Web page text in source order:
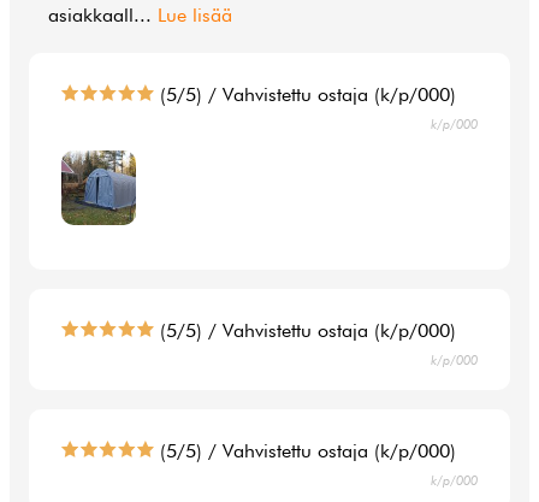
asiakkaall... Lue lisää
(5/5) / Vahvistettu ostaja (k/p/000)
k/p/000
(5/5) / Vahvistettu ostaja (k/p/000)
k/p/000
(5/5) / Vahvistettu ostaja (k/p/000)
k/p/000